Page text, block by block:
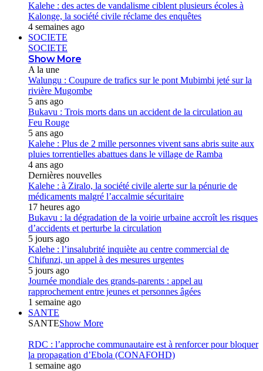
Kalehe : des actes de vandalisme ciblent plusieurs écoles à
Kalonge, la société civile réclame des enquêtes
4 semaines ago
SOCIETE
SOCIETE
Show More
A la une
Walungu : Coupure de trafics sur le pont Mubimbi jeté sur la
rivière Mugombe
5 ans ago
Bukavu : Trois morts dans un accident de la circulation au
Feu Rouge
5 ans ago
Kalehe : Plus de 2 mille personnes vivent sans abris suite aux
pluies torrentielles abattues dans le village de Ramba
4 ans ago
Dernières nouvelles
Kalehe : à Ziralo, la société civile alerte sur la pénurie de
médicaments malgré l’accalmie sécuritaire
17 heures ago
Bukavu : la dégradation de la voirie urbaine accroît les risques
d’accidents et perturbe la circulation
5 jours ago
Kalehe : l’insalubrité inquiète au centre commercial de
Chifunzi, un appel à des mesures urgentes
5 jours ago
Journée mondiale des grands-parents : appel au
rapprochement entre jeunes et personnes âgées
1 semaine ago
SANTE
SANTEShow More
RDC : l’approche communautaire est à renforcer pour bloquer
la propagation d’Ebola (CONAFOHD)
1 semaine ago